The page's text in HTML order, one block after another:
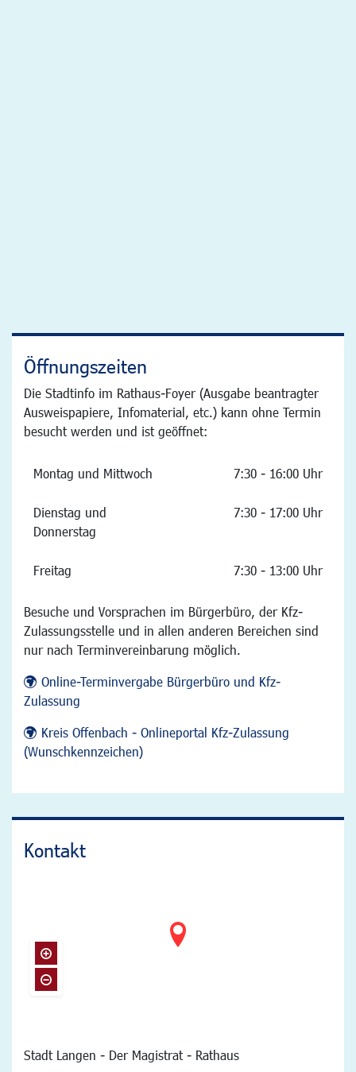
Öffnungszeiten
Die Stadtinfo im Rathaus-Foyer (Ausgabe beantragter
Ausweispapiere, Infomaterial, etc.) kann ohne Termin
besucht werden und ist geöffnet:
Montag und Mittwoch 7:30 - 16:00 Uhr
Dienstag und
Donnerstag
7:30 - 17:00 Uhr
Freitag 7:30 - 13:00 Uhr
Besuche und Vorsprachen im Bürgerbüro, der Kfz-
Zulassungsstelle und in allen anderen Bereichen sind
nur nach Terminvereinbarung möglich.
Online-Terminvergabe Bürgerbüro und Kfz-
Zulassung
Kreis Offenbach - Onlineportal Kfz-Zulassung
(Wunschkennzeichen)
Kontakt
Stadt Langen - Der Magistrat - Rathaus